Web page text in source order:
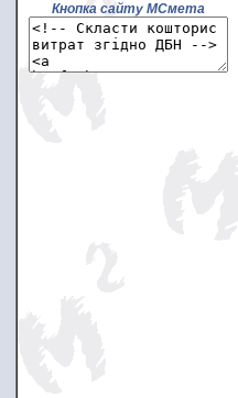
Кнопка сайту МСмета